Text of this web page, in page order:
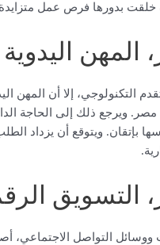
خلقت بدورها فرص عمل
اليدوية
التكنولوجي، إلا أن المهن
ويرجع ذلك إلى الحاجة
بإتقان. ويتوقع أن يزداد
ووسائل التواصل